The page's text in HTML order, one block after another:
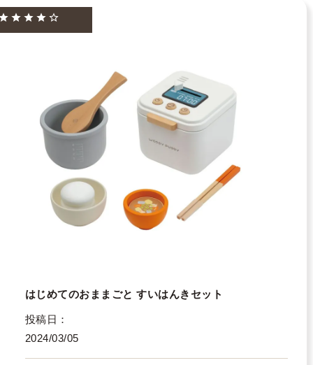
はじめてのおままごと すいはんきセット
投稿日
2024/03/05